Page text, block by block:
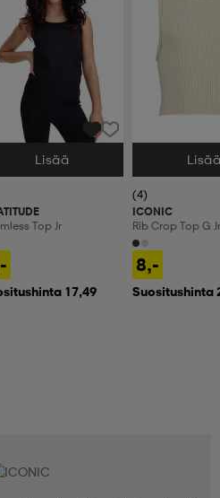
Valitse Koko
Lisää
Top Jr
17,49
Valitse Koko
(4)
ICONIC
Rib Crop Top G Jr
8,-
Suositushinta